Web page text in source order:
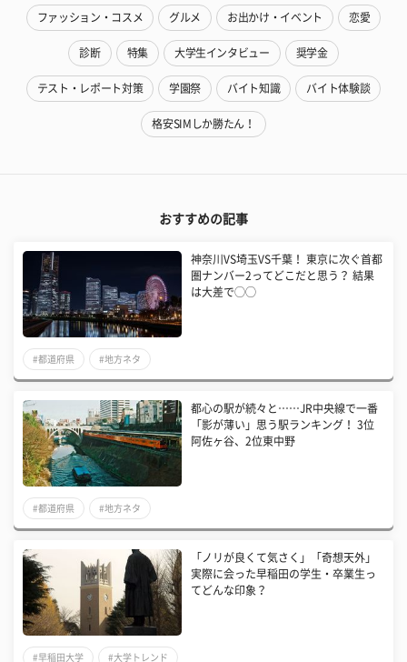
ファッション・コスメ グルメ お出かけ・イベント 恋愛
診断 特集 大学生インタビュー 奨学金
テスト・レポート対策 学園祭 バイト知識 バイト体験談
格安SIMしか勝たん！
おすすめの記事
神奈川VS埼玉VS千葉！ 東京に次ぐ首都
圏ナンバー2ってどこだと思う？ 結果
は大差で◯◯
#都道府県 #地方ネタ
都心の駅が続々と……JR中央線で一番
「影が薄い」思う駅ランキング！ 3位
阿佐ヶ谷、2位東中野
#都道府県 #地方ネタ
「ノリが良くて気さく」「奇想天外」
実際に会った早稲田の学生・卒業生っ
てどんな印象？
#早稲田大学 #大学トレンド